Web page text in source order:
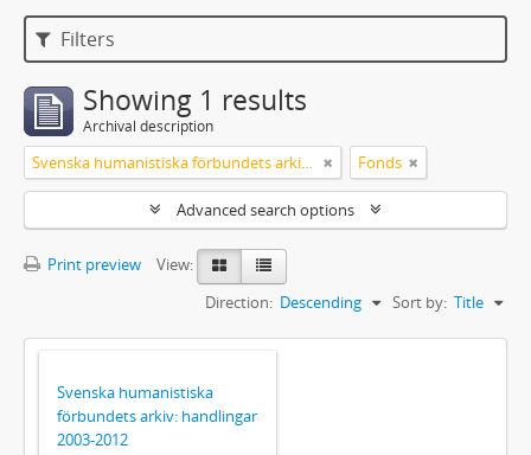
Filters
Showing 1 results
Archival description
Svenska humanistiska förbundets arkiv: handlingar 2003-2012 Fonds
Advanced search options
Print preview
View:
Sort by: Title
Direction: Descending
Svenska humanistiska
förbundets arkiv: handlingar
2003-2012